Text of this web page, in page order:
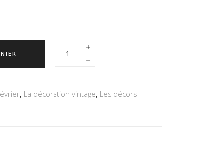
, La décoration vintage, Les décors